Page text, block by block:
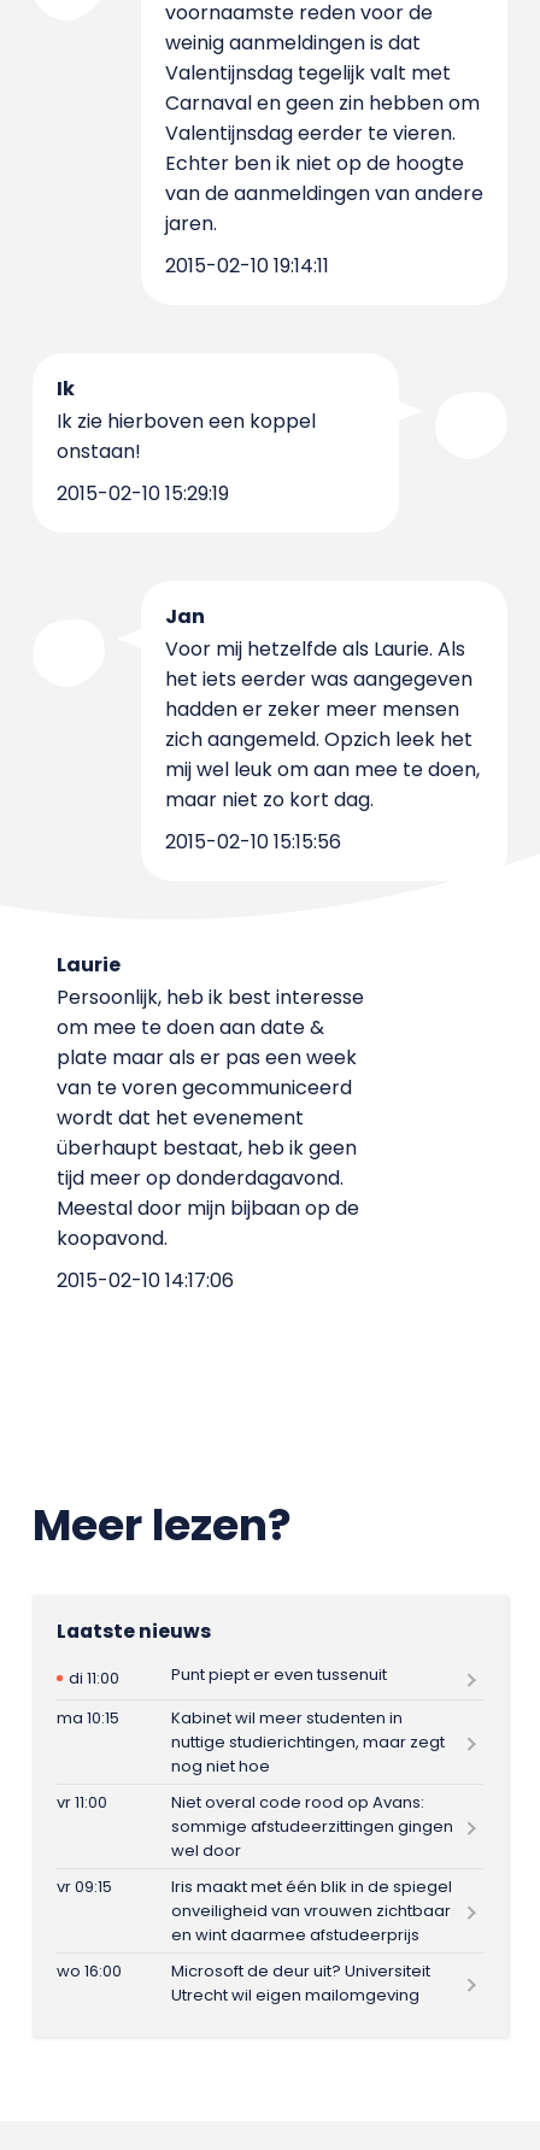
voornaamste reden voor de
weinig aanmeldingen is dat
Valentijnsdag tegelijk valt met
Carnaval en geen zin hebben om
Valentijnsdag eerder te vieren.
Echter ben ik niet op de hoogte
van de aanmeldingen van andere
jaren.
2015-02-10 19:14:11
Ik
Ik zie hierboven een koppel
onstaan!
2015-02-10 15:29:19
Jan
Voor mij hetzelfde als Laurie. Als
het iets eerder was aangegeven
hadden er zeker meer mensen
zich aangemeld. Opzich leek het
mij wel leuk om aan mee te doen,
maar niet zo kort dag.
2015-02-10 15:15:56
Laurie
Persoonlijk, heb ik best interesse
om mee te doen aan date &
plate maar als er pas een week
van te voren gecommuniceerd
wordt dat het evenement
überhaupt bestaat, heb ik geen
tijd meer op donderdagavond.
Meestal door mijn bijbaan op de
koopavond.
2015-02-10 14:17:06
Meer lezen?
Laatste nieuws
di 11:00
Punt piept er even tussenuit
ma 10:15
Kabinet wil meer studenten in
nuttige studierichtingen, maar zegt
nog niet hoe
vr 11:00
Niet overal code rood op Avans:
sommige afstudeerzittingen gingen
wel door
vr 09:15
Iris maakt met één blik in de spiegel
onveiligheid van vrouwen zichtbaar
en wint daarmee afstudeerprijs
wo 16:00
Microsoft de deur uit? Universiteit
Utrecht wil eigen mailomgeving